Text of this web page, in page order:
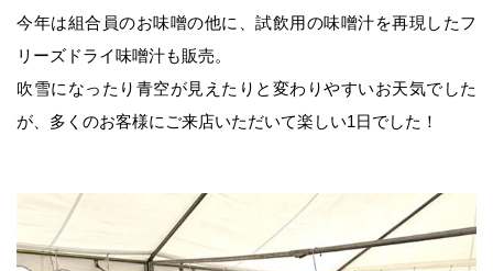
深瀬善兵衛商店
HOME
おたより
今年は組合員のお味噌の他に、試飲用の味噌汁を再現したフ
リーズドライ味噌汁も販売。
吹雪になったり青空が見えたりと変わりやすいお天気でした
が、多くのお客様にご来店いただいて楽しい1日でした！